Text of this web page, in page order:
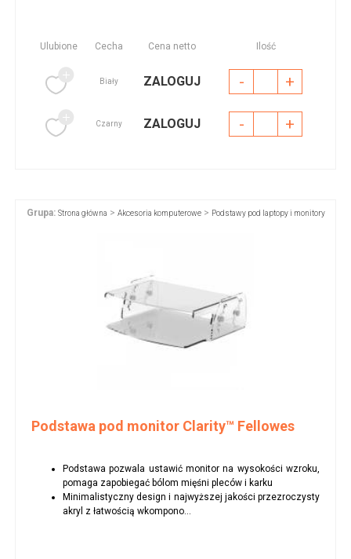
Ulubione Cecha Cena netto Ilość
Biały ZALOGUJ - +
Czarny ZALOGUJ - +
Grupa: Strona główna > Akcesoria komputerowe> Podstawy pod laptopy i monitory
Podstawa pod monitor Clarity™ Fellowes
Podstawa pozwala ustawić monitor na wysokości wzroku,
pomaga zapobiegać bólom mięśni pleców i karku
Minimalistyczny design i najwyższej jakości przezroczysty
akryl z łatwością wkompono...